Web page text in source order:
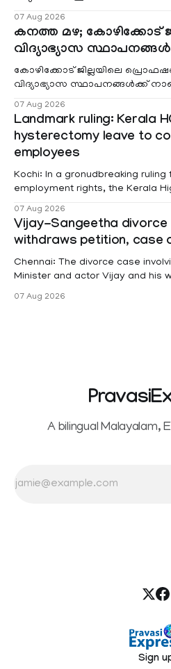
വരുമാനം പരിഗണിക്കാതെ
07 Aug 2026
കനത്ത മഴ; കോഴിക്കോട്
വിദ്യാഭ്യാസ
കോഴിക്കോട് ജില്ലയിലെ
വിദ്യാഭ്യാസ സ്ഥാപനങ്ങൾക്ക്
മലയോര- തീരദേശ മേഖലകളിലും
07 Aug 2026
Landmark ruling: Kerala
hysterectomy leave to
employees
Kochi: In a gronudbreaking
employment rights, the Kerala
female contractual staff
projects are eligible for paid
hysterectomy surgery under the
(KSR). The court noted that since essential benefits like
maternity
07 Aug 2026
Vijay-Sangeetha
withdraws petition, case
Chennai: The divorce case
Minister and actor Vijay and his
Sowrnalingam has taken a new
Sowrnalingam has taken a new
07 Aug 2026
A bilingual Malayalam,
Sign